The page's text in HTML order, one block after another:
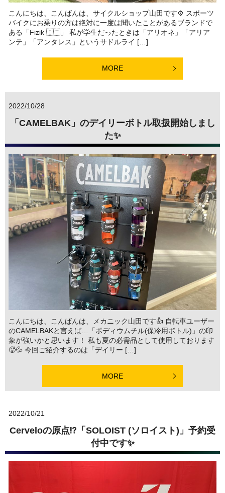
こんにちは、こんばんは、サイクルショップ山田です⚙ スポーツ
バイクにお乗りの方は絶対に一度は聞いたことがあるブランドで
ある「Fizik 🇮🇹」 私が学生だったときは「アリオネ」「アリア
ンテ」「アンタレス」というサドルライ […]
MORE
2022/10/28
「CAMELBAK」のデイリーボトル取扱開始しまし
た✨
こんにちは、こんばんは、メカニック山田です👍 自転車ユーザー
のCAMELBAKと言えば…「ポディウムチル(保冷用ボトル)」の印
象が強いかと思います！ 私も夏の必需品として使用しております
🥵💦 今回ご紹介するのは「デイリー […]
MORE
2022/10/21
Cerveloの原点⁉️「SOLOIST (ソロイスト)」予約受
付中です✨